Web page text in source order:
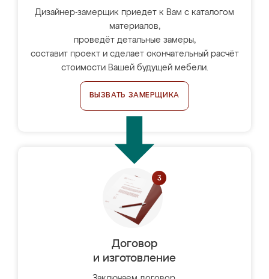
Дизайнер-замерщик приедет к Вам с каталогом
материалов,
проведёт детальные замеры,
составит проект и сделает окончательный расчёт
стоимости Вашей будущей мебели.
ВЫЗВАТЬ ЗАМЕРЩИКА
Договор
и изготовление